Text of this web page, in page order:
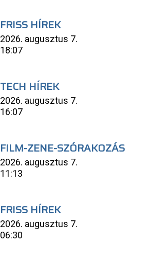
FRISS HÍREK
2026. augusztus 7.
18:07
TECH HÍREK
2026. augusztus 7.
16:07
FILM-ZENE-SZÓRAKOZÁS
2026. augusztus 7.
11:13
FRISS HÍREK
2026. augusztus 7.
06:30